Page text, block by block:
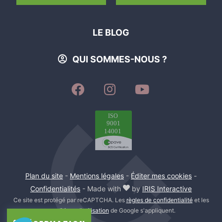
Ouvert de 10h à 13h et de 16h à 19h
LE BLOG
QUI SOMMES-NOUS ?
SUIVEZ-
NOUS
SUR
SUIVEZ-
NOUS
SUR
Plan du site - Mentions légales - Éditer mes cookies -
Confidentialités - Made with by IRIS Interactive
Ce site est protégé par reCAPTCHA. Les règles de confidentialitéet les
conditions d'utilisation de Google s'appliquent.